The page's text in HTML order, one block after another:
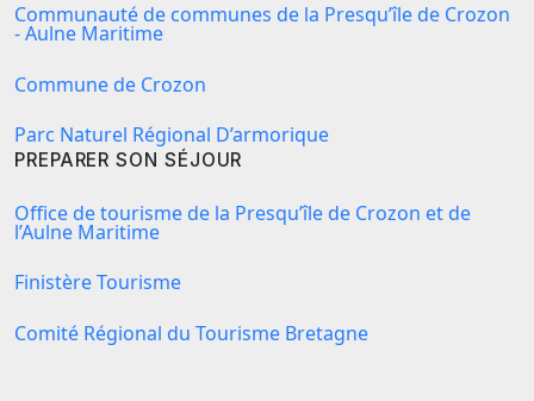
Communauté de communes de la Presqu’île de Crozon
- Aulne Maritime
Commune de Crozon
Parc Naturel Régional D’armorique
PREPARER SON SÉJOUR
Office de tourisme de la Presqu’île de Crozon et de
l’Aulne Maritime
Finistère Tourisme
Comité Régional du Tourisme Bretagne